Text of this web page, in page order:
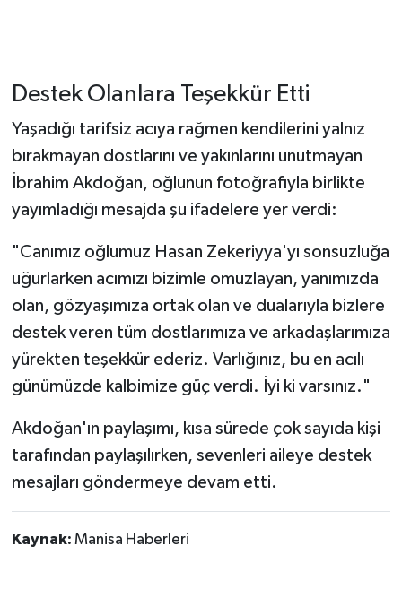
Destek Olanlara Teşekkür Etti
Yaşadığı tarifsiz acıya rağmen kendilerini yalnız
bırakmayan dostlarını ve yakınlarını unutmayan
İbrahim Akdoğan, oğlunun fotoğrafıyla birlikte
yayımladığı mesajda şu ifadelere yer verdi:
"Canımız oğlumuz Hasan Zekeriyya'yı sonsuzluğa
uğurlarken acımızı bizimle omuzlayan, yanımızda
olan, gözyaşımıza ortak olan ve dualarıyla bizlere
destek veren tüm dostlarımıza ve arkadaşlarımıza
yürekten teşekkür ederiz. Varlığınız, bu en acılı
günümüzde kalbimize güç verdi. İyi ki varsınız."
Akdoğan'ın paylaşımı, kısa sürede çok sayıda kişi
tarafından paylaşılırken, sevenleri aileye destek
mesajları göndermeye devam etti.
Kaynak: Manisa Haberleri